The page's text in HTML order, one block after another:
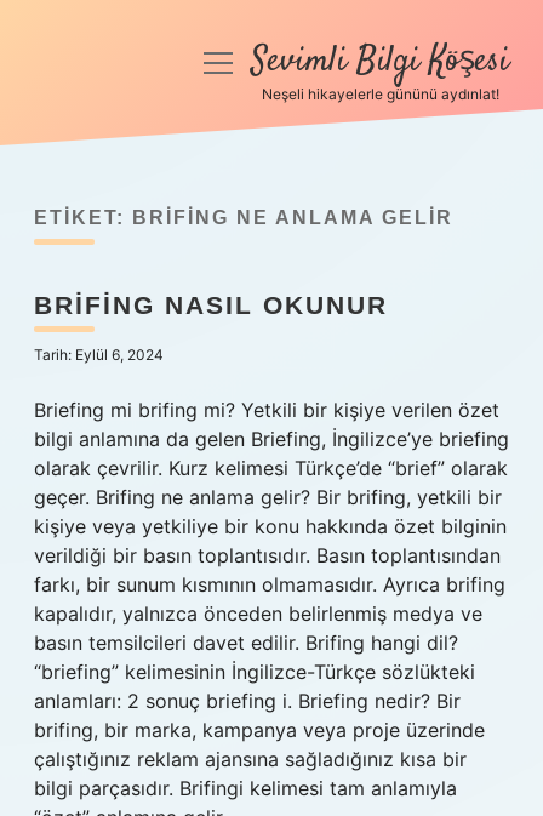
Anasayfa
Yasal Uyarı
Hakkımızda
menüyüSevimli Bilgi Köşesi
Neşeli hikayelerle gününü aydınlat!
ETIKET: BRIFING NE ANLAMA GELIR
BRIFING NASIL OKUNUR
Tarih: Eylül 6, 2024
Briefing mi brifing mi? Yetkili bir kişiye verilen özet
bilgi anlamına da gelen Briefing, İngilizce’ye briefing
olarak çevrilir. Kurz kelimesi Türkçe’de “brief” olarak
geçer. Brifing ne anlama gelir? Bir brifing, yetkili bir
kişiye veya yetkiliye bir konu hakkında özet bilginin
verildiği bir basın toplantısıdır. Basın toplantısından
farkı, bir sunum kısmının olmamasıdır. Ayrıca brifing
kapalıdır, yalnızca önceden belirlenmiş medya ve
basın temsilcileri davet edilir. Brifing hangi dil?
“briefing” kelimesinin İngilizce-Türkçe sözlükteki
anlamları: 2 sonuç briefing i. Briefing nedir? Bir
brifing, bir marka, kampanya veya proje üzerinde
çalıştığınız reklam ajansına sağladığınız kısa bir
bilgi parçasıdır. Brifingi kelimesi tam anlamıyla